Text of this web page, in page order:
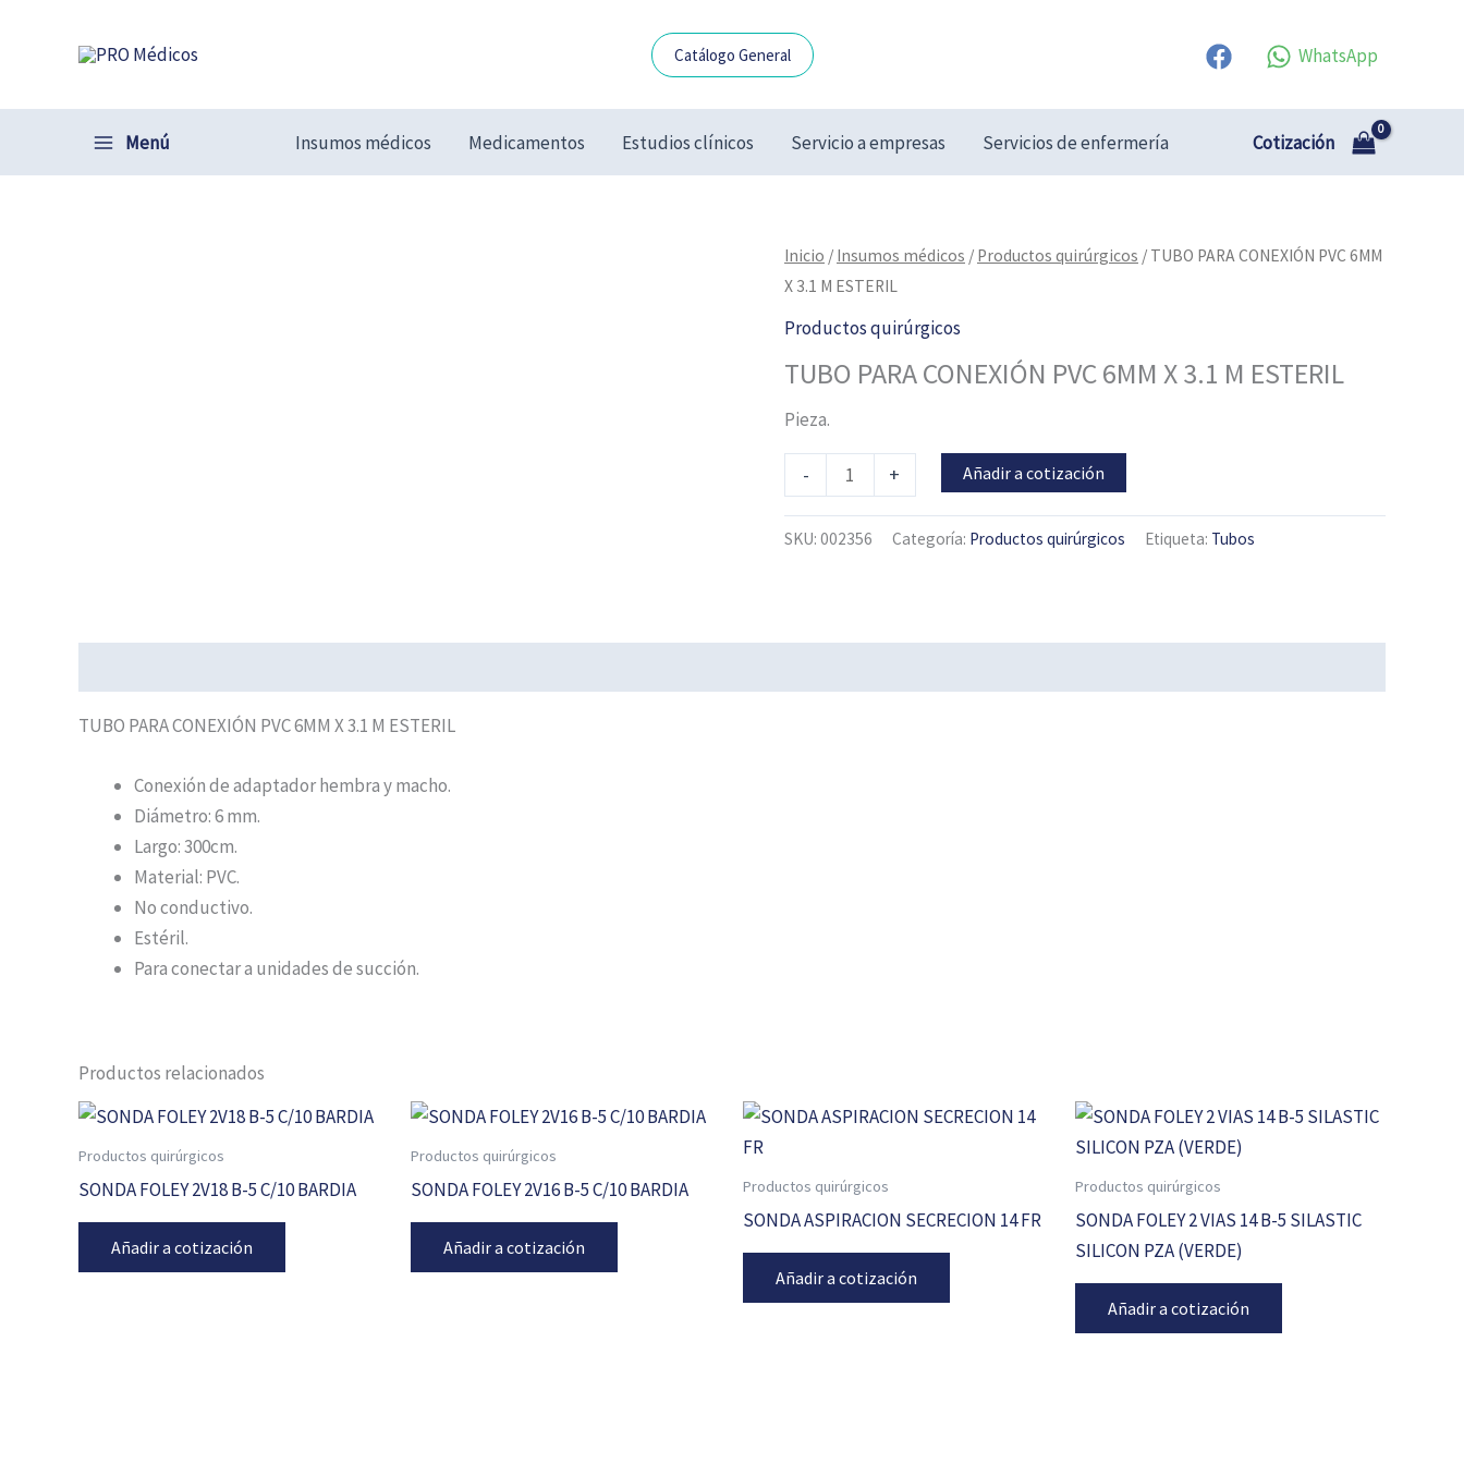
Catálogo General WhatsApp
Menú Insumos médicos Medicamentos Estudios clínicos Servicio a empresas Servicios de enfermería Cotización
Inicio / Insumos médicos / Productos quirúrgicos / TUBO PARA CONEXIÓN PVC 6MM
X 3.1 M ESTERIL
Productos quirúrgicos
TUBO PARA CONEXIÓN PVC 6MM X 3.1 M ESTERIL
Pieza.
-
TUBO
PARA
CONEXIÓN
6MM
X
ESTERIL
cantidad
+ Añadir a cotización
SKU: 002356 Categoría: Productos quirúrgicos Etiqueta: Tubos
TUBO PARA CONEXIÓN PVC 6MM X 3.1 M ESTERIL
Conexión de adaptador hembra y macho.
Diámetro: 6 mm.
Largo: 300cm.
Material: PVC.
No conductivo.
Estéril.
Para conectar a unidades de succión.
Productos relacionados
Productos quirúrgicos
SONDA FOLEY 2V18 B-5 C/10 BARDIA
Añadir a cotización
Productos quirúrgicos
SONDA FOLEY 2V16 B-5 C/10 BARDIA
Añadir a cotización
Productos quirúrgicos
SONDA ASPIRACION SECRECION 14 FR
Añadir a cotización
Productos quirúrgicos
SONDA FOLEY 2 VIAS 14 B-5 SILASTIC
SILICON PZA (VERDE)
Añadir a cotización